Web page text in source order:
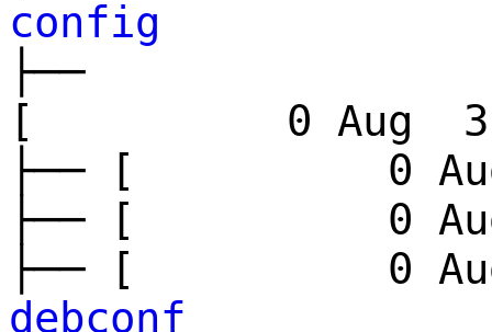
config
├──
[ 0 Aug 3
├── [ 0
├── [ 0
├── [ 0
debconf